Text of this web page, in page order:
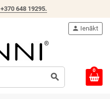
+370 648 19295.
search
person Ienākt
0